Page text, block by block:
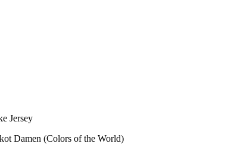
Damen (Colors of the World)